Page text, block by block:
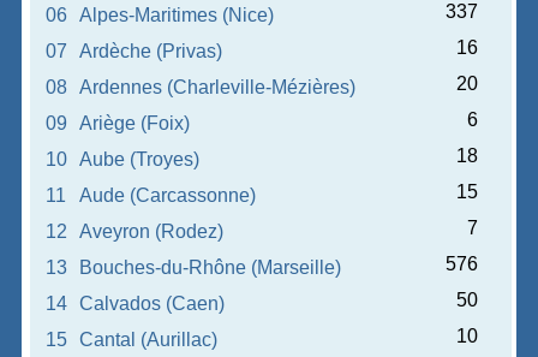
06
Alpes-Maritimes (Nice)
337
07
Ardèche (Privas)
16
08
Ardennes (Charleville-Mézières)
20
09
Ariège (Foix)
6
10
Aube (Troyes)
18
11
Aude (Carcassonne)
15
12
Aveyron (Rodez)
7
13
Bouches-du-Rhône (Marseille)
576
14
Calvados (Caen)
50
15
Cantal (Aurillac)
10